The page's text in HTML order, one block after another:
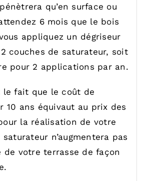
qu’en surface ou
6 mois que le bois
appliquez un dégriseur
couches de saturateur, soit
pour 2 applications par an.
le fait que le coût de
10 ans équivaut au prix des
la réalisation de votre
n’augmentera pas
de votre terrasse de façon